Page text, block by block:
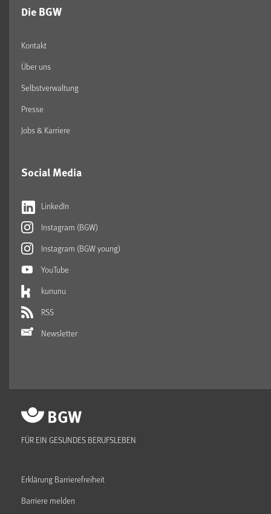
Die BGW
Kontakt
Über uns
Selbstverwaltung
Presse
Jobs & Karriere
Social Media
LinkedIn
Instagram (BGW)
Instagram (BGW young)
YouTube
kununu
RSS
Newsletter
FÜR EIN GESUNDES BERUFSLEBEN
Erklärung Barrierefreiheit
Barriere melden